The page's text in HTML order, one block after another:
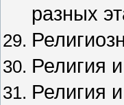
разных
Религия
Религия